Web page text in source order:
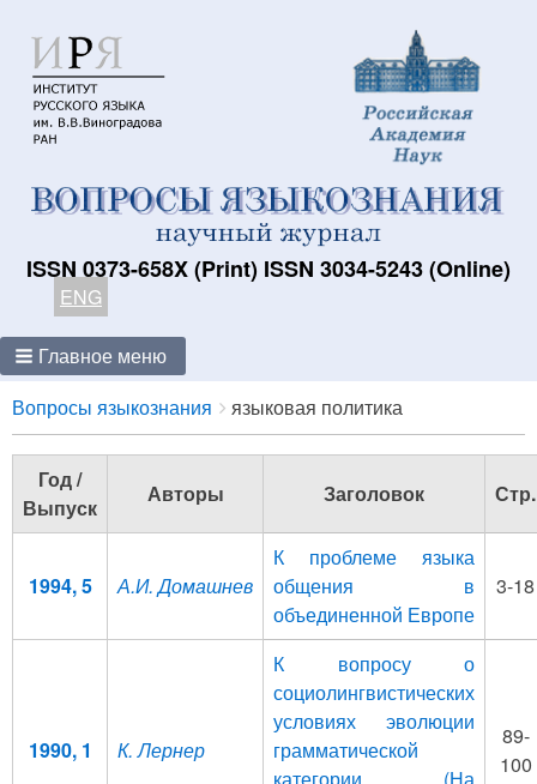
ISSN 0373-658X (Print) ISSN 3034-5243 (Online)
ENG
Главное меню
Breadcrumbs
You
are
here:
Вопросы языкознания языковая политика
Год /
Выпуск
Авторы Заголовок Стр.
1994, 5 А.И. Домашнев
К проблеме языка
общения в
объединенной Европе
3-18
1990, 1 К. Лернер
К вопросу о
социолингвистических
условиях эво­люции
грамматической
категории (На
89-
100